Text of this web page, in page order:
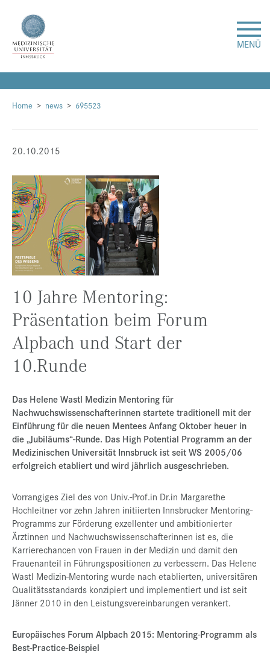
MENÜ
Forschung
Studium & Lehre
Über uns
Internationales
Events
Jobs
Datenschutz
Service-Links
de |en
Home news 695523
20.10.2015
10 Jahre Mentoring:
Präsentation beim Forum
Alpbach und Start der
10.Runde
Das Helene Wastl Medizin Mentoring für
Nachwuchswissenschafterinnen startete traditionell mit der
Einführung für die neuen Mentees Anfang Oktober heuer in
die „Jubiläums“-Runde. Das High Potential Programm an der
Medizinischen Universität Innsbruck ist seit WS 2005/06
erfolgreich etabliert und wird jährlich ausgeschrieben.
Vorrangiges Ziel des von Univ.-Prof.in Dr.in Margarethe
Hochleitner vor zehn Jahren initiierten Innsbrucker Mentoring-
Programms zur Förderung exzellenter und ambitionierter
Ärztinnen und Nachwuchswissenschafterinnen ist es, die
Karrierechancen von Frauen in der Medizin und damit den
Frauenanteil in Führungspositionen zu verbessern. Das Helene
Wastl Medizin-Mentoring wurde nach etablierten, universitären
Qualitätsstandards konzipiert und implementiert und ist seit
Jänner 2010 in den Leistungsvereinbarungen verankert.
Europäisches Forum Alpbach 2015: Mentoring-Programm als
Best-Practice-Beispiel